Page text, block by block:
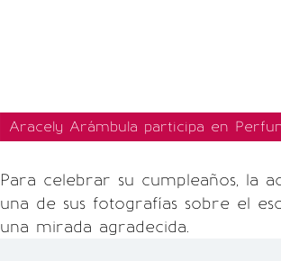
Aracely Arámbula participa en
Para celebrar su cumpleaños, la
una de sus fotografías sobre el
una mirada agradecida.